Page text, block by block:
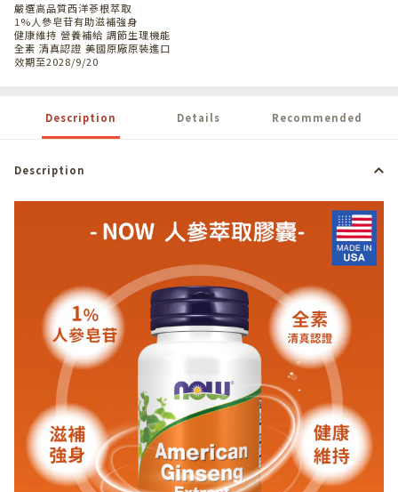
嚴選高品質西洋蔘根萃取
1%人參皂苷有助滋補強身
健康維持 營養補給 調節生理機能
全素 清真認證 美國原廠原裝進口
效期至2028/9/20
Description Details Recommended
Description